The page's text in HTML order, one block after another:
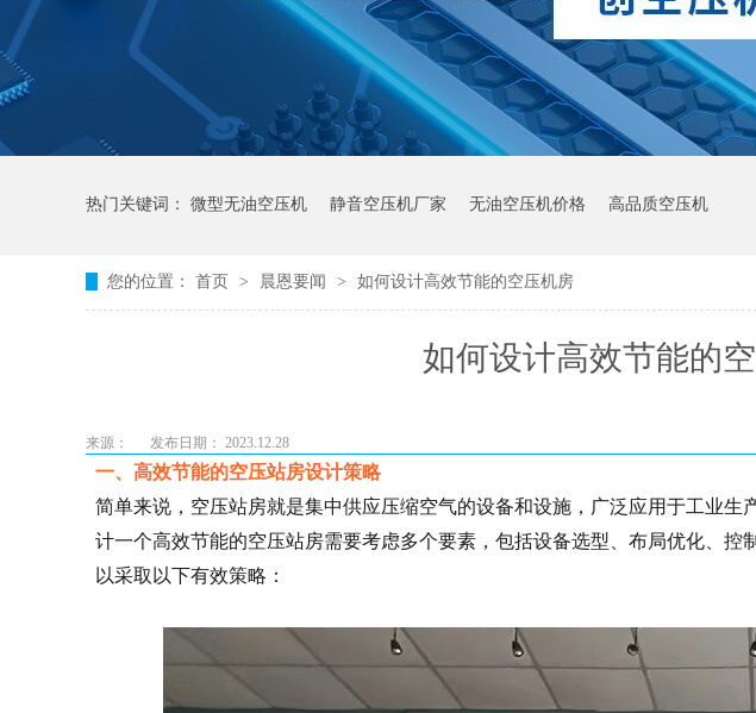
热门关键词： 微型无油空压机 静音空压机厂家 无油空压机价格 高品质空压机
您的位置： 首页 > 晨恩要闻 > 如何设计高效节能的空压机房
如何设计高效节能的
来源： 发布日期： 2023.12.28
一、高效节能的空压站房设计策略
简单来说，空压站房就是集中供应压缩空气的设备和设施，广泛应用于工业
计一个高效节能的空压站房需要考虑多个要素，包括设备选型、布局优化、
以采取以下有效策略：